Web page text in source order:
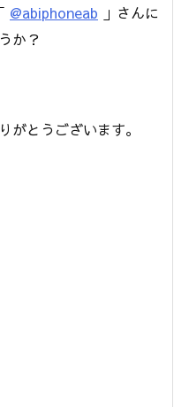
@abiphoneab 」さんに
か？
がとうございます。